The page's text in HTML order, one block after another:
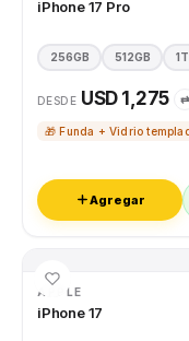
iPhone 17 Pro
256GB 512GB
DESDE USD 1,275 ⇄
🎁 Funda + Vidrio
Agregar
APPLE
iPhone 17